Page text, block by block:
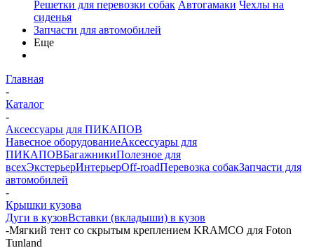
Решетки для перевозки собак Автогамаки Чехлы на
сиденья
Запчасти для автомобилей
Еще
Главная
-
Каталог
-
Аксессуары для ПИКАПОВ
Навесное оборудованиеАксессуары для
ПИКАПОВБагажникиПолезное для
всехЭкстерьерИнтерьерOff-roadПеревозка собакЗапчасти для
автомобилей
-
Крышки кузова
Дуги в кузовВставки (вкладыши) в кузов
-Мягкий тент со скрытым креплением KRAMCO для Foton
Tunland